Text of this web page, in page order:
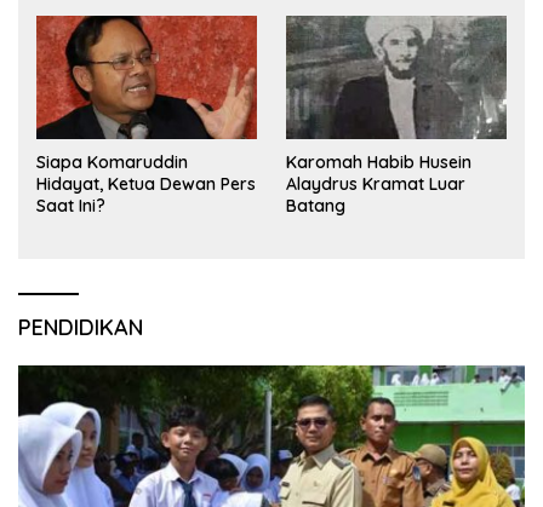
Siapa Komaruddin
Hidayat, Ketua Dewan Pers
Saat Ini?
Karomah Habib Husein
Alaydrus Kramat Luar
Batang
PENDIDIKAN